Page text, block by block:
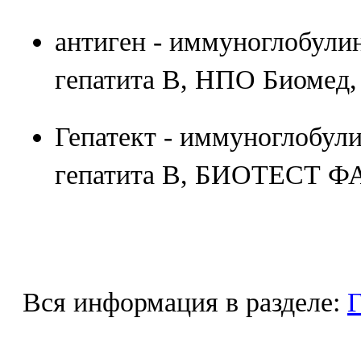
антиген -
гепатита В, НПО
Гепатект -
гепатита В, БИОТЕСТ
Вся информация в разделе: